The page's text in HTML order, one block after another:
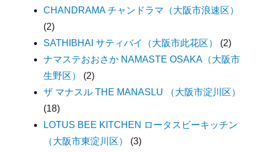
CHANDRAMA チャンドラマ（大阪市浪速区）
(2)
SATHIBHAI サティバイ（大阪市此花区）
(2)
ナマステおおさか NAMASTE OSAKA（大阪市
生野区）
(2)
ザ マナスル THE MANASLU （大阪市淀川区）
(18)
LOTUS BEE KITCHEN ロータスビーキッチン
（大阪市東淀川区）
(3)